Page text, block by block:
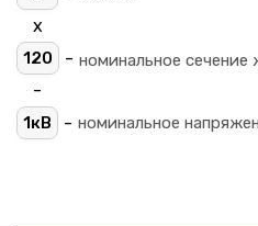
х
120 - номинальное
-
1кВ - номинальное